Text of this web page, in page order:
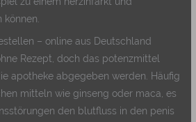
können.
– online aus Deutschland
Rezept, doch das potenzmittel
apotheke abgegeben werden. Häufig
mitteln wie ginseng oder maca, es
den blutfluss in den penis